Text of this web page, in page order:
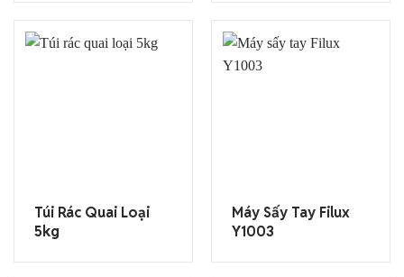
Túi Rác Quai Loại
5kg
Máy Sấy Tay Filux
Y1003